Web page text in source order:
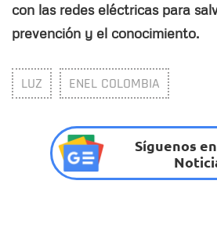
con las redes eléctricas para
prevención y el conocimiento.
LUZ ENEL COLOMBIA
Síguenos